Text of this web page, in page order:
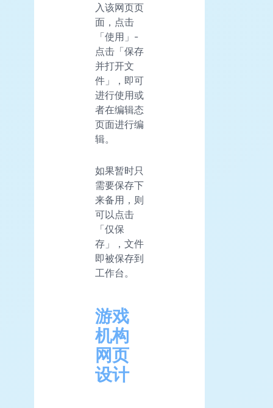
入该网页页
面，点击
「使用」-
点击「保存
并打开文
件」，即可
进行使用或
者在编辑态
页面进行编
辑。
如果暂时只
需要保存下
来备用，则
可以点击
「仅保
存」，文件
即被保存到
工作台。
游戏
机构
网页
设计